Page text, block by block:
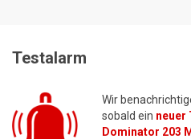
Testalarm
Wir
sobald ein neuer
Dominator 203